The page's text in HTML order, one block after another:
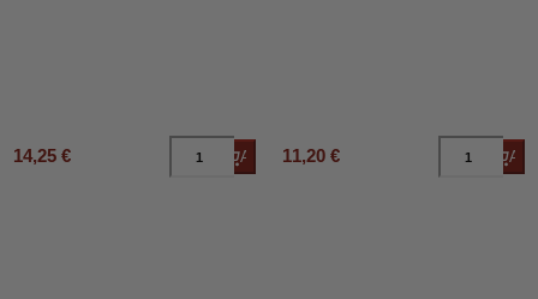
14,25 € Añadir al carrito
11,20 €